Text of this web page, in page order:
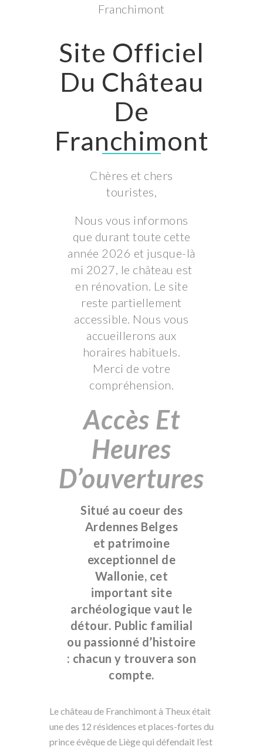
Franchimont
Site Officiel
Du Château
De
Franchimont
Chères et chers
touristes,
Nous vous informons
que durant toute cette
année 2026 et jusque-là
mi 2027, le château est
en rénovation. Le site
reste partiellement
accessible. Nous vous
accueillerons aux
horaires habituels.
Merci de votre
compréhension.
Accès Et
Heures
D’ouvertures
Situé au coeur des
Ardennes Belges
et patrimoine
exceptionnel de
Wallonie, cet
important site
archéologique vaut le
détour. Public familial
ou passionné d’histoire
: chacun y trouvera son
compte.
Le château de Franchimont à Theux était
une des 12 résidences et places-fortes du
prince évêque de Liège qui défendait l’est